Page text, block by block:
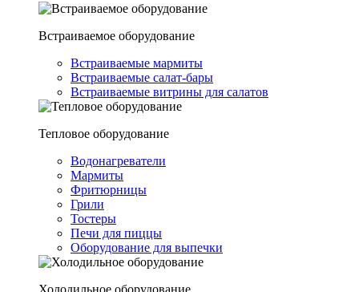
Встраиваемое оборудование
Встраиваемые мармиты
Встраиваемые салат-бары
Встраиваемые витрины для салатов
Тепловое оборудование
Водонагреватели
Мармиты
Фритюрницы
Грили
Тостеры
Печи для пиццы
Оборудование для выпечки
Холодильное оборудование